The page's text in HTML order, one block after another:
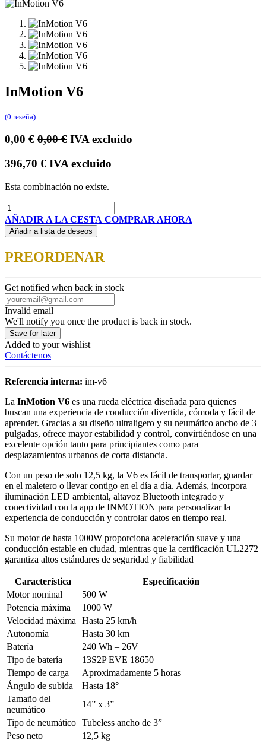
InMotion V6
(0 reseña)
0,00 € 0,00€ IVA excluido
396,70 € IVA excluido
Esta combinación no existe.
AÑADIR A LA CESTA COMPRAR AHORA
Añadir a lista de deseos
PREORDENAR
Get notified when back in stock
Invalid email
We'll notify you once the product is back in stock.
Save for later
Added to your wishlist
Contáctenos
Referencia interna: im-v6
La InMotion V6 es una rueda eléctrica diseñada para quienes
buscan una experiencia de conducción divertida, cómoda y fácil de
aprender. Gracias a su diseño ultraligero y su neumático ancho de 3
pulgadas, ofrece mayor estabilidad y control, convirtiéndose en una
excelente opción tanto para principiantes como para
desplazamientos urbanos de corta distancia.
Con un peso de solo 12,5 kg, la V6 es fácil de transportar, guardar
en el maletero o llevar contigo en el día a día. Además, incorpora
iluminación LED ambiental, altavoz Bluetooth integrado y
conectividad con la app de INMOTION para personalizar la
experiencia de conducción y controlar datos en tiempo real.
Su motor de hasta 1000W proporciona aceleración suave y una
conducción estable en ciudad, mientras que la certificación UL2272
garantiza altos estándares de seguridad y fiabilidad
Característica
Especificación
Motor nominal
500 W
Potencia máxima
1000 W
Velocidad máxima Hasta 25 km/h
Autonomía
Hasta 30 km
Batería
240 Wh – 26V
Tipo de batería
13S2P EVE 18650
Tiempo de carga
Aproximadamente 5 horas
Ángulo de subida
Hasta 18°
Tamaño del
neumático
14” x 3”
Tipo de neumático Tubeless ancho de 3”
Peso neto
12,5 kg